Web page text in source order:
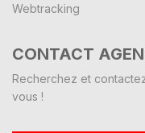
Webtracking
CONTACT
Recherchez et
vous !